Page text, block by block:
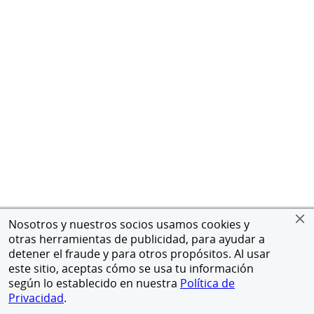
Nosotros y nuestros socios usamos cookies y
otras herramientas de publicidad, para ayudar a
detener el fraude y para otros propósitos. Al usar
este sitio, aceptas cómo se usa tu información
según lo establecido en nuestra Política de
Privacidad.